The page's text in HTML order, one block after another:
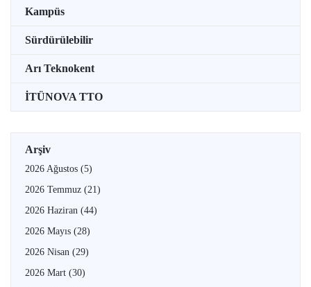
Kampüs
Sürdürülebilir
Arı Teknokent
İTÜNOVA TTO
Arşiv
2026 Ağustos (5)
2026 Temmuz (21)
2026 Haziran (44)
2026 Mayıs (28)
2026 Nisan (29)
2026 Mart (30)